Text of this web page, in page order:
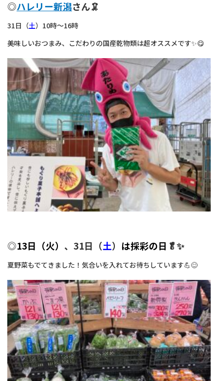
◎ハレリー新潟さん🦑
31日（土）10時～16時
美味しいおつまみ、こだわりの国産乾物類は超オススメです✨😋
◎13日（火） 、31日（土） は採彩の日 🥬✨
夏野菜もでてきました！気合いを入れてお待ちしています💪😊